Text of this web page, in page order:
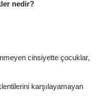
nedir?
cinsiyette çocuklar,
karşılayamayan